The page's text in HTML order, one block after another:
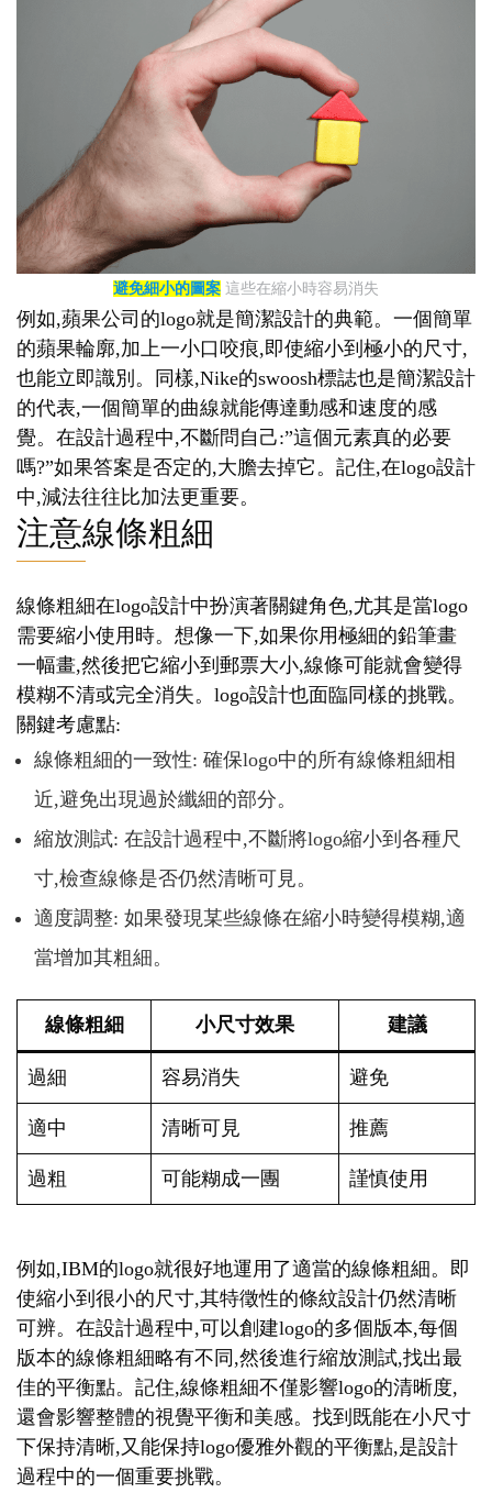
避免細小的圖案 這些在縮小時容易消失
例如,蘋果公司的logo就是簡潔設計的典範。一個簡單
的蘋果輪廓,加上一小口咬痕,即使縮小到極小的尺寸,
也能立即識別。同樣,Nike的swoosh標誌也是簡潔設計
的代表,一個簡單的曲線就能傳達動感和速度的感
覺。在設計過程中,不斷問自己:”這個元素真的必要
嗎?”如果答案是否定的,大膽去掉它。記住,在logo設計
中,減法往往比加法更重要。
注意線條粗細
線條粗細在logo設計中扮演著關鍵角色,尤其是當logo
需要縮小使用時。想像一下,如果你用極細的鉛筆畫
一幅畫,然後把它縮小到郵票大小,線條可能就會變得
模糊不清或完全消失。logo設計也面臨同樣的挑戰。
關鍵考慮點:
線條粗細的一致性: 確保logo中的所有線條粗細相
近,避免出現過於纖細的部分。
縮放測試: 在設計過程中,不斷將logo縮小到各種尺
寸,檢查線條是否仍然清晰可見。
適度調整: 如果發現某些線條在縮小時變得模糊,適
當增加其粗細。
線條粗細 小尺寸效果 建議
過細 容易消失 避免
適中 清晰可見 推薦
過粗 可能糊成一團 謹慎使用
例如,IBM的logo就很好地運用了適當的線條粗細。即
使縮小到很小的尺寸,其特徵性的條紋設計仍然清晰
可辨。在設計過程中,可以創建logo的多個版本,每個
版本的線條粗細略有不同,然後進行縮放測試,找出最
佳的平衡點。記住,線條粗細不僅影響logo的清晰度,
還會影響整體的視覺平衡和美感。找到既能在小尺寸
下保持清晰,又能保持logo優雅外觀的平衡點,是設計
過程中的一個重要挑戰。